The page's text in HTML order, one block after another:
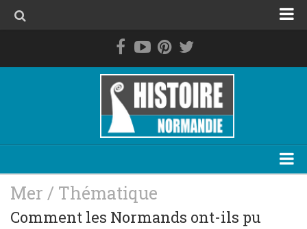
La Normandie avant les Normands
Le duché de Normandie
La Normandie de 1469 à 1789
La Normandie contemporaine
Personnage
Evénement
Mer / Thématique
Comment les Normands ont-ils pu